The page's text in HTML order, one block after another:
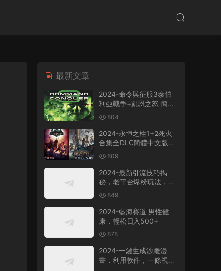
最新文章
2024-命令與征服3泰伯
利亞戰争+凱恩之怒 簡體
中文版電腦PC單機RPG遊
戲即時戰略+支持
win7/win8/win10/win11
804
2024-永恒之柱1+2死火
合集全DLC簡體中文版電
腦PC單機RPG遊戲
809
2024-最新引流技巧揭
秘，老平台爆粉玩法，單
人單号日引300+創業
粉，作品可直接被百度收
錄
849
2024-藍海賽道 男性健
康，輕松日入500+
878
2024-一鍵生成沙雕漫
畫，利用軟件，一條視頻
播放12W+，單日變現